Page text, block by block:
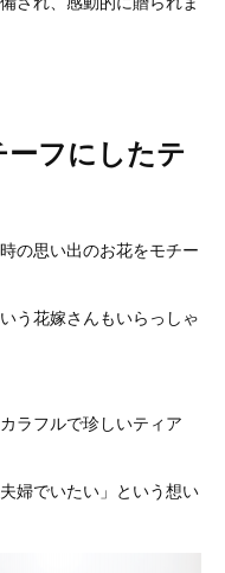
フにしたテ
の思い出のお花をモチー
う花嫁さんもいらっしゃ
ラフルで珍しいティア
婦でいたい」という想い